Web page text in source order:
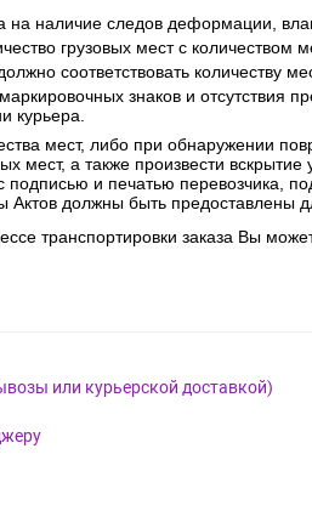
на наличие следов деформации,
грузовых мест с количеством
соответствовать количеству
знаков и отсутствия
курьера.
мест, либо при обнаружении
мест, а также произвести
подписью и печатью перевозчика,
должны быть предоставлены
транспортировки заказа Вы
или курьерской доставкой)